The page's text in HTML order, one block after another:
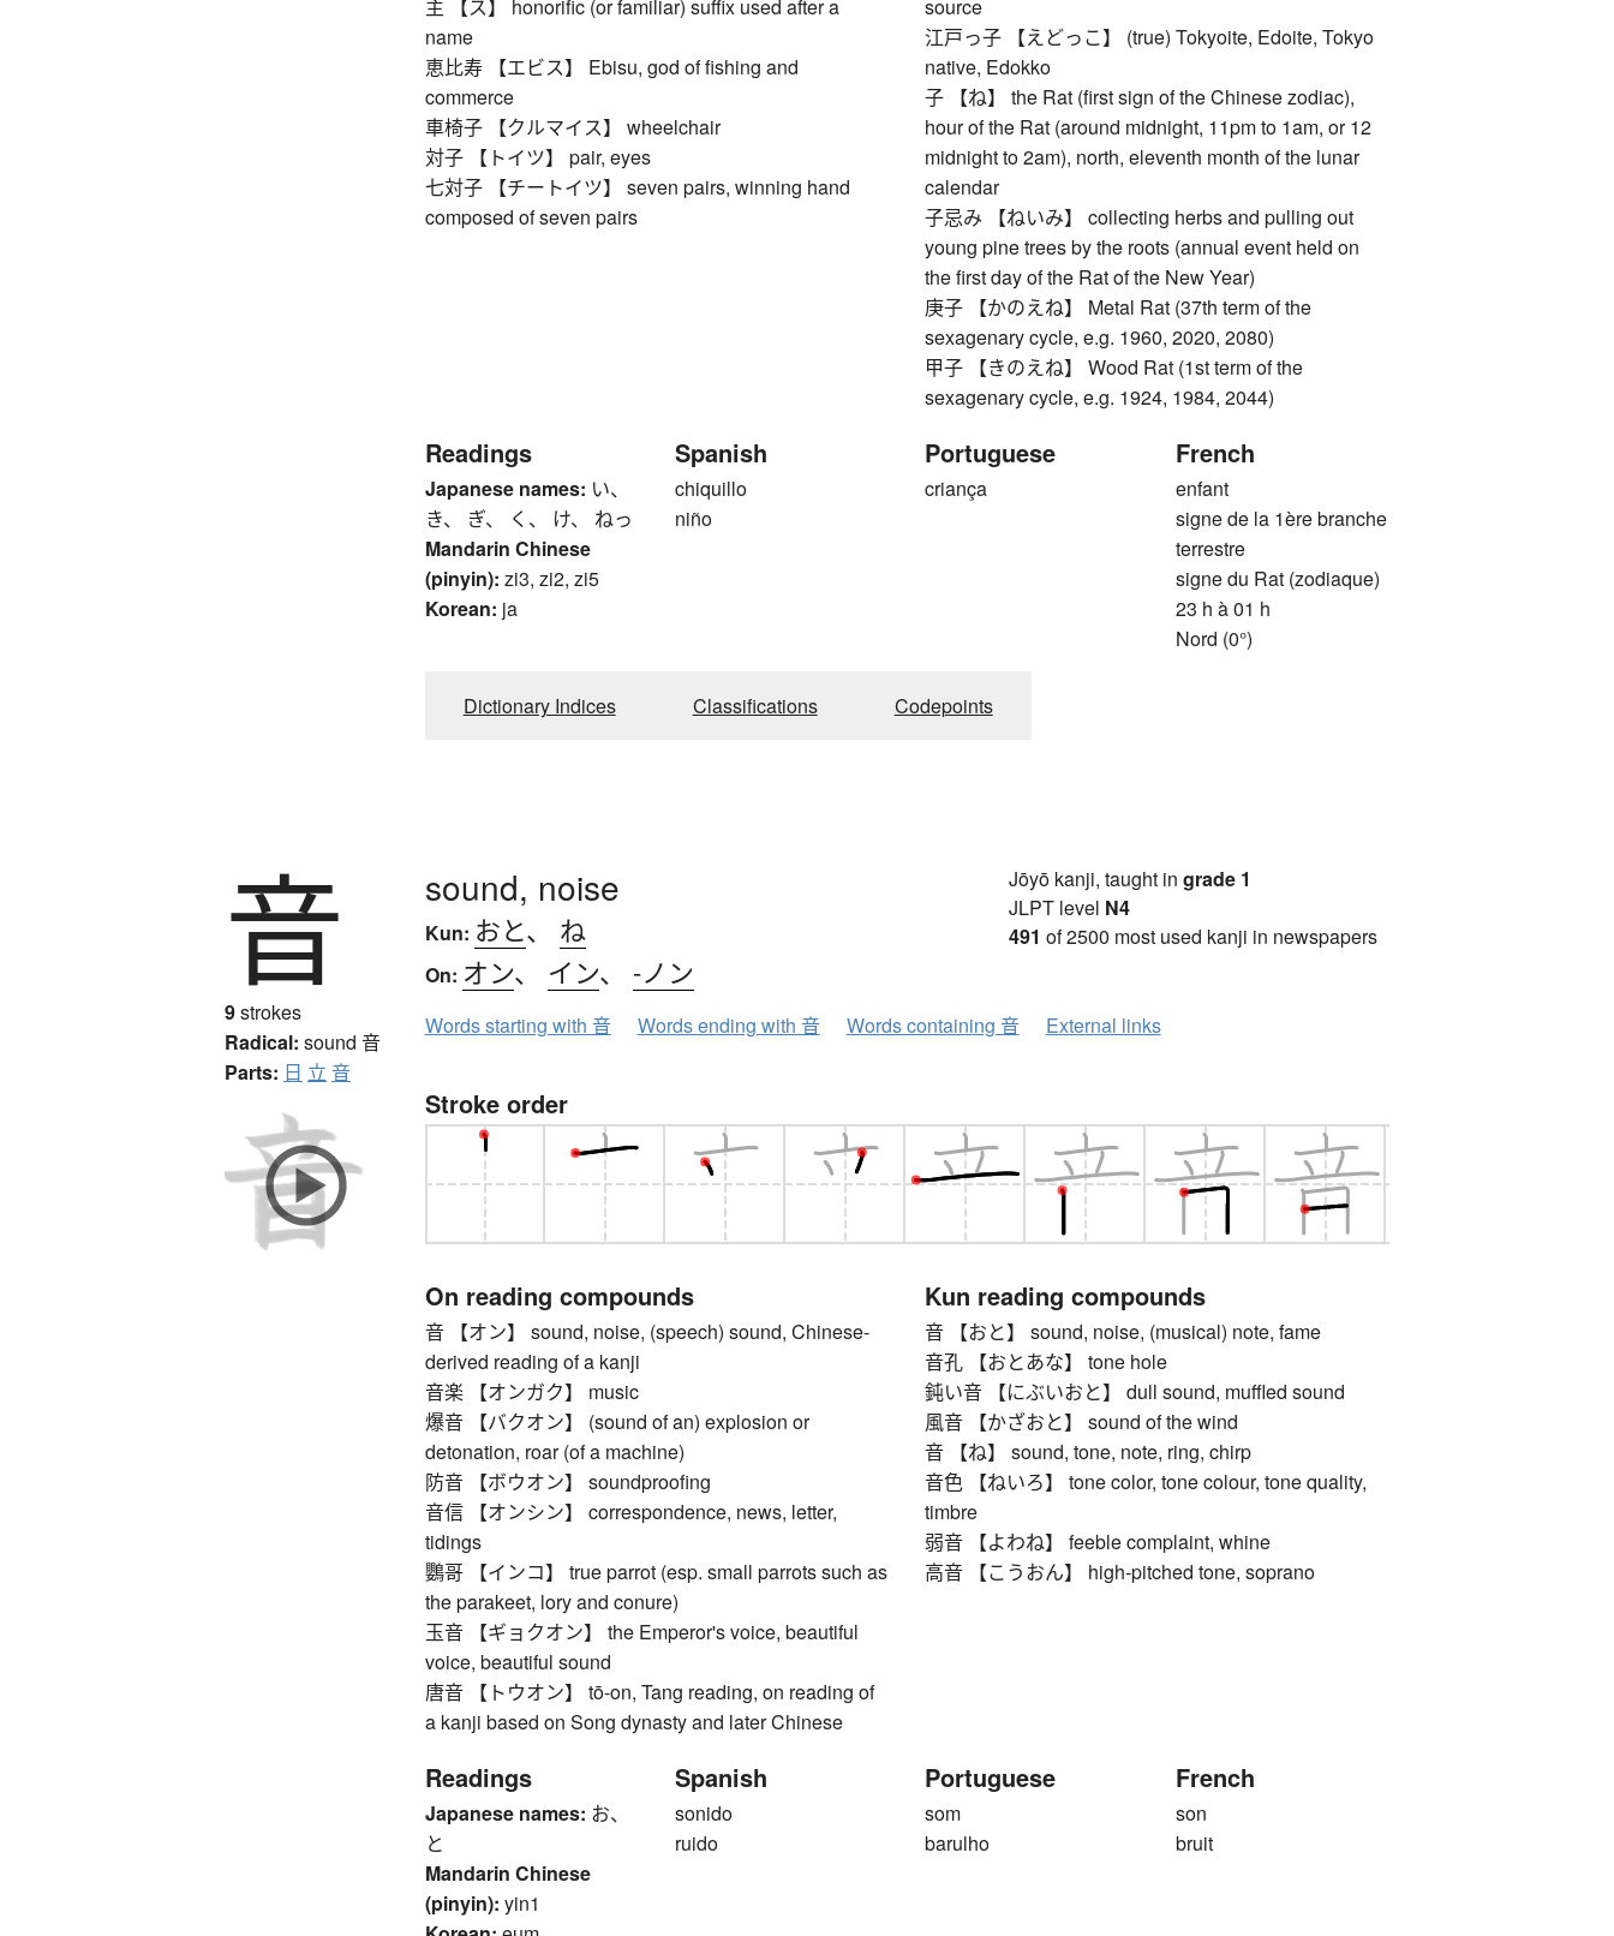
主 【ス】 honorific (or familiar) suffix used after a
name
恵比寿 【エビス】 Ebisu, god of fishing and
commerce
車椅子 【クルマイス】 wheelchair
対子 【トイツ】 pair, eyes
七対子 【チートイツ】 seven pairs, winning hand
composed of seven pairs
source
江戸っ子 【えどっこ】 (true) Tokyoite, Edoite, Tokyo
native, Edokko
子 【ね】 the Rat (first sign of the Chinese zodiac),
hour of the Rat (around midnight, 11pm to 1am, or 12
midnight to 2am), north, eleventh month of the lunar
calendar
子忌み 【ねいみ】 collecting herbs and pulling out
young pine trees by the roots (annual event held on
the first day of the Rat of the New Year)
庚子 【かのえね】 Metal Rat (37th term of the
sexagenary cycle, e.g. 1960, 2020, 2080)
甲子 【きのえね】 Wood Rat (1st term of the
sexagenary cycle, e.g. 1924, 1984, 2044)
Readings
Japanese names: い、
き、 ぎ、 く、 け、 ねっ
Mandarin Chinese
(pinyin): zi3, zi2, zi5
Korean: ja
Spanish
chiquillo
niño
Portuguese
criança
French
enfant
signe de la 1ère branche
terrestre
signe du Rat (zodiaque)
23 h à 01 h
Nord (0°)
Dictionary Indices Classifications Codepoints
音
9strokes
Radical: sound 音
Parts: 日 立 音
sound, noise
Kun: おと、 ね
On: オン、 イン、 -ノン
Jōyō kanji, taught in grade 1
JLPT level N4
491 of 2500 most used kanji in newspapers
Words starting with 音 Words ending with 音 Words containing 音 External links
Stroke order
On reading compounds
音 【オン】 sound, noise, (speech) sound, Chinese-
derived reading of a kanji
音楽 【オンガク】 music
爆音 【バクオン】 (sound of an) explosion or
detonation, roar (of a machine)
防音 【ボウオン】 soundproofing
音信 【オンシン】 correspondence, news, letter,
tidings
鸚哥 【インコ】 true parrot (esp. small parrots such as
the parakeet, lory and conure)
玉音 【ギョクオン】 the Emperor's voice, beautiful
voice, beautiful sound
唐音 【トウオン】 tō-on, Tang reading, on reading of
a kanji based on Song dynasty and later Chinese
Kun reading compounds
音 【おと】 sound, noise, (musical) note, fame
音孔 【おとあな】 tone hole
鈍い音 【にぶいおと】 dull sound, muffled sound
風音 【かざおと】 sound of the wind
音 【ね】 sound, tone, note, ring, chirp
音色 【ねいろ】 tone color, tone colour, tone quality,
timbre
弱音 【よわね】 feeble complaint, whine
高音 【こうおん】 high-pitched tone, soprano
Readings
Japanese names: お、
と
Mandarin Chinese
(pinyin): yin1
Spanish
sonido
ruido
Portuguese
som
barulho
French
son
bruit